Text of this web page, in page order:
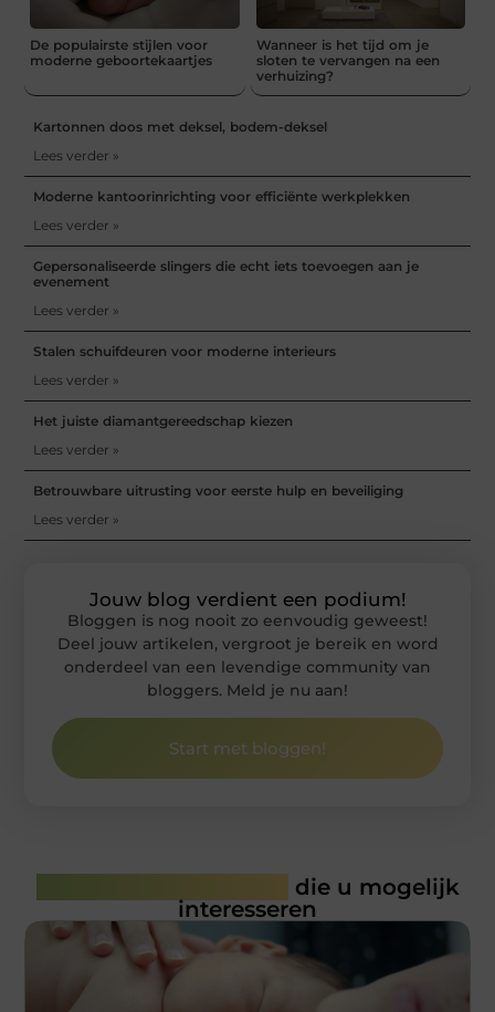
De populairste stijlen voor
moderne geboortekaartjes
Wanneer is het tijd om je
sloten te vervangen na een
verhuizing?
Kartonnen doos met deksel, bodem-deksel
Lees verder »
Moderne kantoorinrichting voor efficiënte werkplekken
Lees verder »
Gepersonaliseerde slingers die echt iets toevoegen aan je
evenement
Lees verder »
Stalen schuifdeuren voor moderne interieurs
Lees verder »
Het juiste diamantgereedschap kiezen
Lees verder »
Betrouwbare uitrusting voor eerste hulp en beveiliging
Lees verder »
Jouw blog verdient een podium!
Bloggen is nog nooit zo eenvoudig geweest!
Deel jouw artikelen, vergroot je bereik en word
onderdeel van een levendige community van
bloggers. Meld je nu aan!
Start met bloggen!
die u mogelijk
interesseren